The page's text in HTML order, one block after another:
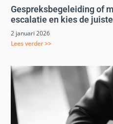
Gespreksbegeleiding of
escalatie en kies de
2 januari 2026
Lees verder >>